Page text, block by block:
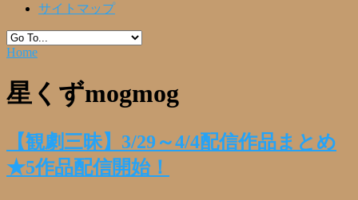
サイトマップ
Home
星くずmogmog
【観劇三昧】3/29～4/4配信作品まとめ
★5作品配信開始！